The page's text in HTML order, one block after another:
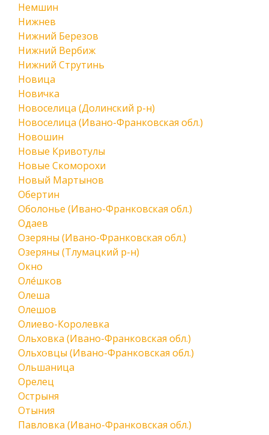
Немшин
Нижнев
Нижний Березов
Нижний Вербиж
Нижний Струтинь
Новица
Новичка
Новоселица (Долинский р-н)
Новоселица (Ивано-Франковская обл.)
Новошин
Новые Кривотулы
Новые Скоморохи
Новый Мартынов
Обертин
Оболонье (Ивано-Франковская обл.)
Одаев
Озеряны (Ивано-Франковская обл.)
Озеряны (Тлумацкий р-н)
Окно
Оле́шков
Олеша
Олешов
Олиево-Королевка
Ольховка (Ивано-Франковская обл.)
Ольховцы (Ивано-Франковская обл.)
Ольшаница
Орелец
Острыня
Отыния
Павловка (Ивано-Франковская обл.)